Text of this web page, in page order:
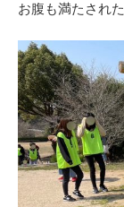
お腹も満たされ